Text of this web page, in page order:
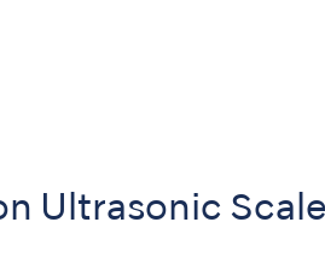
Ultrasonic